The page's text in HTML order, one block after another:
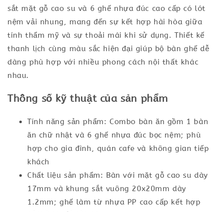
sắt mặt gỗ cao su và 6 ghế nhựa đúc cao cấp có lót
nệm vải nhung, mang đến sự kết hợp hài hòa giữa
tính thẩm mỹ và sự thoải mái khi sử dụng. Thiết kế
thanh lịch cùng màu sắc hiện đại giúp bộ bàn ghế dễ
dàng phù hợp với nhiều phong cách nội thất khác
nhau.
Thông số kỹ thuật của sản phẩm
Tính năng sản phẩm: Combo bàn ăn gồm 1 bàn
ăn chữ nhật và 6 ghế nhựa đúc bọc nệm; phù
hợp cho gia đình, quán cafe và không gian tiếp
khách
Chất liệu sản phẩm: Bàn với mặt gỗ cao su dày
17mm và khung sắt vuông 20x20mm dày
1.2mm; ghế làm từ nhựa PP cao cấp kết hợp